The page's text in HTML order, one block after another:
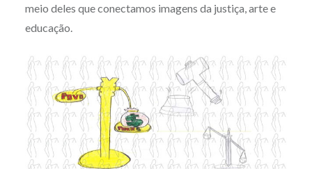
meio deles que conectamos imagens da justiça, arte e
educação.